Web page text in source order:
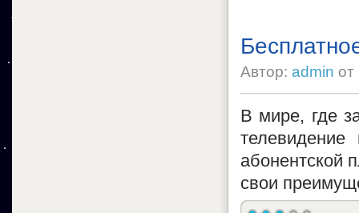
Автор: admin от
В мире, где
абонентской
свои